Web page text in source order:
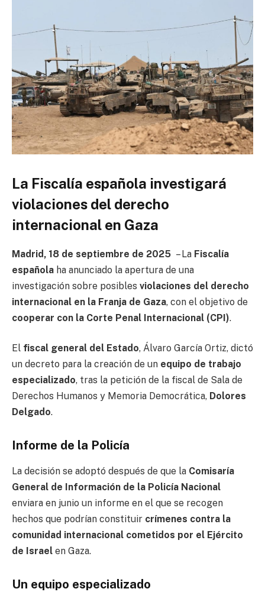
La Fiscalía española investigará
violaciones del derecho
internacional en Gaza
Madrid, 18 de septiembre de 2025 – La Fiscalía
española ha anunciado la apertura de una
investigación sobre posibles violaciones del derecho
internacional en la Franja de Gaza, con el objetivo de
cooperar con la Corte Penal Internacional (CPI).
El fiscal general del Estado, Álvaro García Ortiz, dictó
un decreto para la creación de un equipo de trabajo
especializado, tras la petición de la fiscal de Sala de
Derechos Humanos y Memoria Democrática, Dolores
Delgado.
Informe de la Policía
La decisión se adoptó después de que la Comisaría
General de Información de la Policía Nacional
enviara en junio un informe en el que se recogen
hechos que podrían constituir crímenes contra la
comunidad internacional cometidos por el Ejército
de Israel en Gaza.
Un equipo especializado